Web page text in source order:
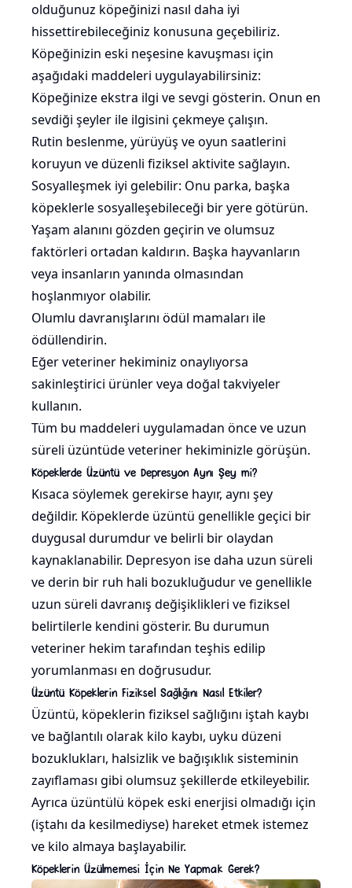
olduğunuz köpeğinizi nasıl daha iyi
hissettirebileceğiniz konusuna geçebiliriz.
Köpeğinizin eski neşesine kavuşması için
aşağıdaki maddeleri uygulayabilirsiniz:
Köpeğinize ekstra ilgi ve sevgi gösterin. Onun en
sevdiği şeyler ile ilgisini çekmeye çalışın.
Rutin beslenme, yürüyüş ve oyun saatlerini
koruyun ve düzenli fiziksel aktivite sağlayın.
Sosyalleşmek iyi gelebilir: Onu parka, başka
köpeklerle sosyalleşebileceği bir yere götürün.
Yaşam alanını gözden geçirin ve olumsuz
faktörleri ortadan kaldırın. Başka hayvanların
veya insanların yanında olmasından
hoşlanmıyor olabilir.
Olumlu davranışlarını ödül mamaları ile
ödüllendirin.
Eğer veteriner hekiminiz onaylıyorsa
sakinleştirici ürünler veya doğal takviyeler
kullanın.
Tüm bu maddeleri uygulamadan önce ve uzun
süreli üzüntüde veteriner hekiminizle görüşün.
Köpeklerde Üzüntü ve Depresyon Aynı Şey mi?
Kısaca söylemek gerekirse hayır, aynı şey
değildir. Köpeklerde üzüntü genellikle geçici bir
duygusal durumdur ve belirli bir olaydan
kaynaklanabilir. Depresyon ise daha uzun süreli
ve derin bir ruh hali bozukluğudur ve genellikle
uzun süreli davranış değişiklikleri ve fiziksel
belirtilerle kendini gösterir. Bu durumun
veteriner hekim tarafından teşhis edilip
yorumlanması en doğrusudur.
Üzüntü Köpeklerin Fiziksel Sağlığını Nasıl Etkiler?
Üzüntü, köpeklerin fiziksel sağlığını iştah kaybı
ve bağlantılı olarak kilo kaybı, uyku düzeni
bozuklukları, halsizlik ve bağışıklık sisteminin
zayıflaması gibi olumsuz şekillerde etkileyebilir.
Ayrıca üzüntülü köpek eski enerjisi olmadığı için
(iştahı da kesilmediyse) hareket etmek istemez
ve kilo almaya başlayabilir.
Köpeklerin Üzülmemesi İçin Ne Yapmak Gerek?